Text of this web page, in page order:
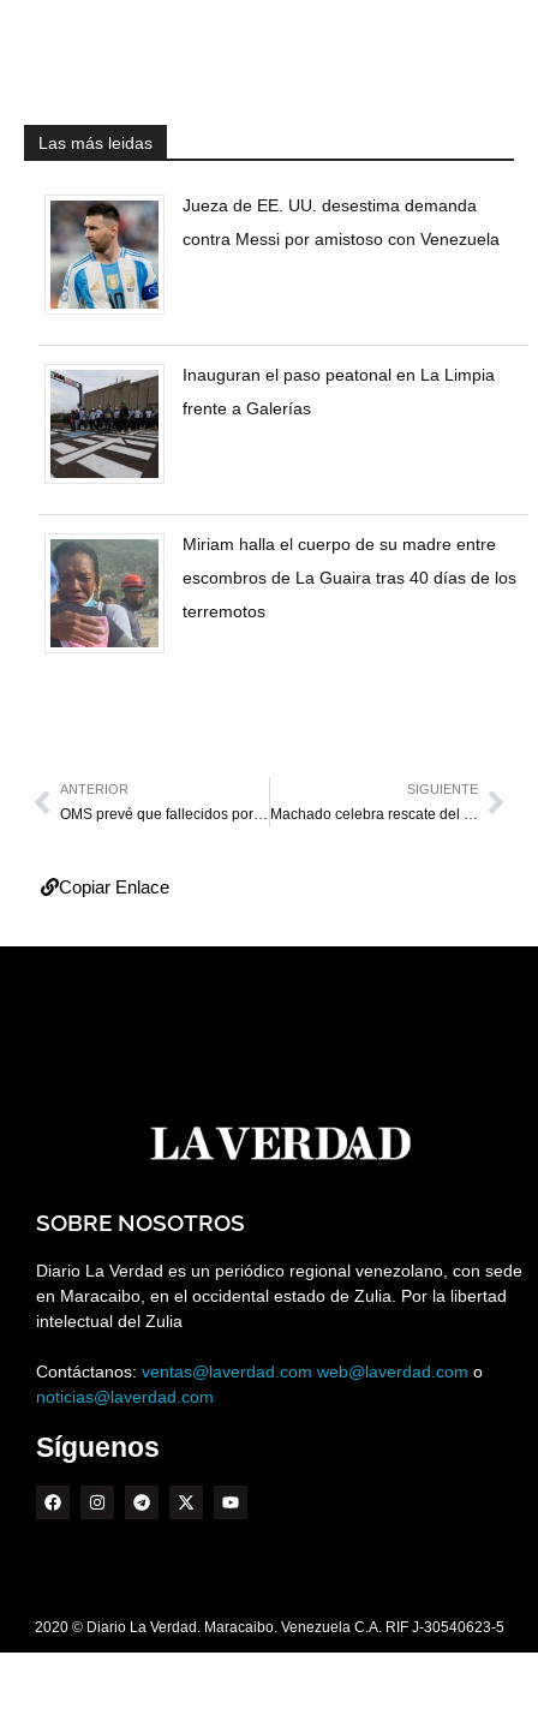
Las más leidas
Jueza de EE. UU. desestima demanda
contra Messi por amistoso con Venezuela
Inauguran el paso peatonal en La Limpia
frente a Galerías
Miriam halla el cuerpo de su madre entre
escombros de La Guaira tras 40 días de los
terremotos
ANTERIOR SIGUIENTE
Copiar Enlace
SOBRE NOSOTROS
Diario La Verdad es un periódico regional venezolano, con sede
en Maracaibo, en el occidental estado de Zulia. Por la libertad
intelectual del Zulia
Contáctanos: ventas@laverdad.com web@laverdad.com o
noticias@laverdad.com
Síguenos
2020 © Diario La Verdad. Maracaibo. Venezuela C.A. RIF J-30540623-5